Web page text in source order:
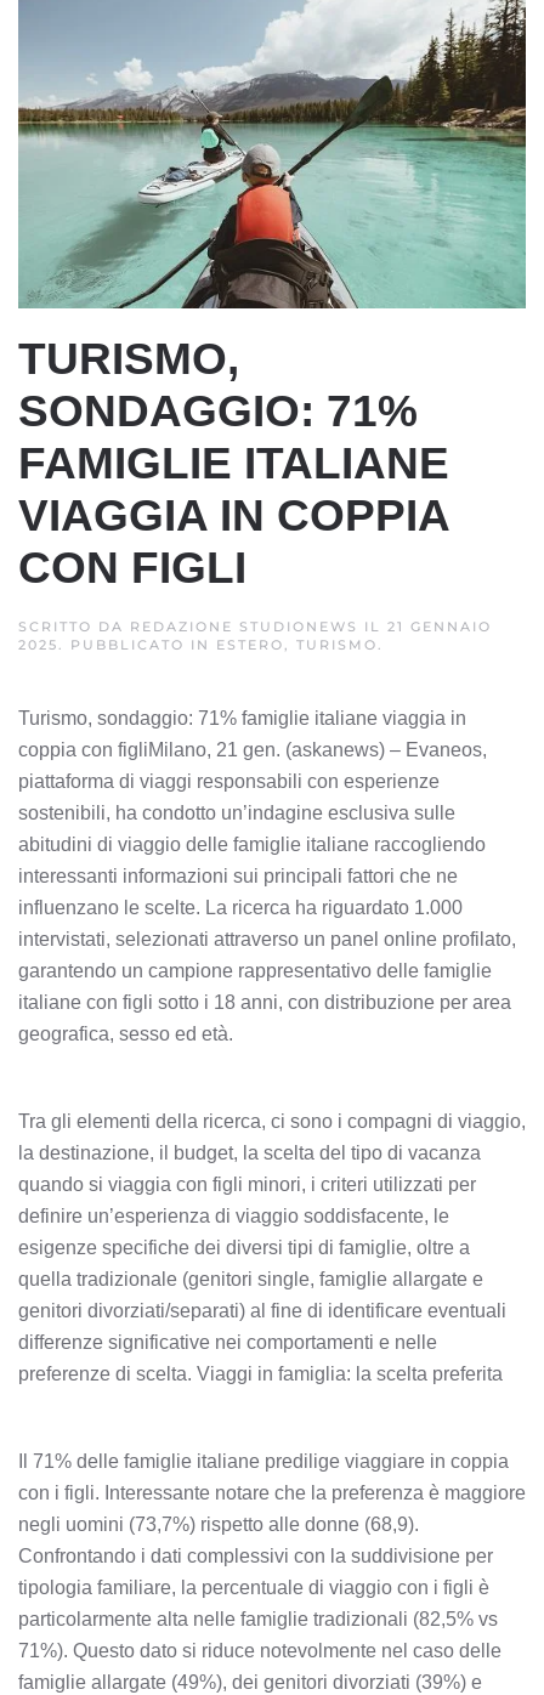
TURISMO,
SONDAGGIO: 71%
FAMIGLIE ITALIANE
VIAGGIA IN COPPIA
CON FIGLI
SCRITTO DA REDAZIONE STUDIONEWS IL 21 GENNAIO
2025. PUBBLICATO IN ESTERO, TURISMO.
Turismo, sondaggio: 71% famiglie italiane viaggia in
coppia con figliMilano, 21 gen. (askanews) – Evaneos,
piattaforma di viaggi responsabili con esperienze
sostenibili, ha condotto un’indagine esclusiva sulle
abitudini di viaggio delle famiglie italiane raccogliendo
interessanti informazioni sui principali fattori che ne
influenzano le scelte. La ricerca ha riguardato 1.000
intervistati, selezionati attraverso un panel online profilato,
garantendo un campione rappresentativo delle famiglie
italiane con figli sotto i 18 anni, con distribuzione per area
geografica, sesso ed età.
Tra gli elementi della ricerca, ci sono i compagni di viaggio,
la destinazione, il budget, la scelta del tipo di vacanza
quando si viaggia con figli minori, i criteri utilizzati per
definire un’esperienza di viaggio soddisfacente, le
esigenze specifiche dei diversi tipi di famiglie, oltre a
quella tradizionale (genitori single, famiglie allargate e
genitori divorziati/separati) al fine di identificare eventuali
differenze significative nei comportamenti e nelle
preferenze di scelta. Viaggi in famiglia: la scelta preferita
Il 71% delle famiglie italiane predilige viaggiare in coppia
con i figli. Interessante notare che la preferenza è maggiore
negli uomini (73,7%) rispetto alle donne (68,9).
Confrontando i dati complessivi con la suddivisione per
tipologia familiare, la percentuale di viaggio con i figli è
particolarmente alta nelle famiglie tradizionali (82,5% vs
71%). Questo dato si riduce notevolmente nel caso delle
famiglie allargate (49%), dei genitori divorziati (39%) e